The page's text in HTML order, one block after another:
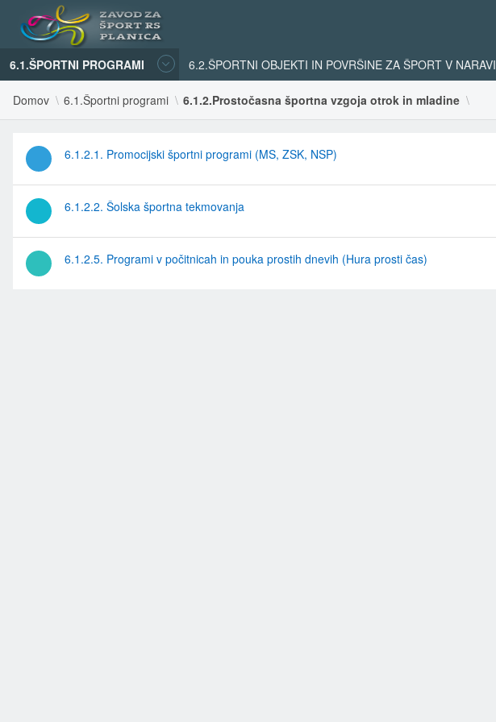
6.1.ŠPORTNI PROGRAMI 6.2.ŠPORTNI OBJEKTI IN POVRŠINE ZA ŠPORT V NARAVI
Domov 6.1.Športni programi 6.1.2.Prostočasna športna vzgoja otrok in mladine
6.1.2.1. Promocijski športni programi (MS, ZSK, NSP)
6.1.2.2. Šolska športna tekmovanja
6.1.2.5. Programi v počitnicah in pouka prostih dnevih (Hura prosti čas)